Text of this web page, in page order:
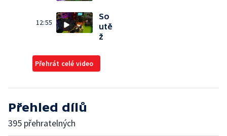
12:55
So
utě
ž
Přehrát celé video
Přehled dílů
395 přehratelných